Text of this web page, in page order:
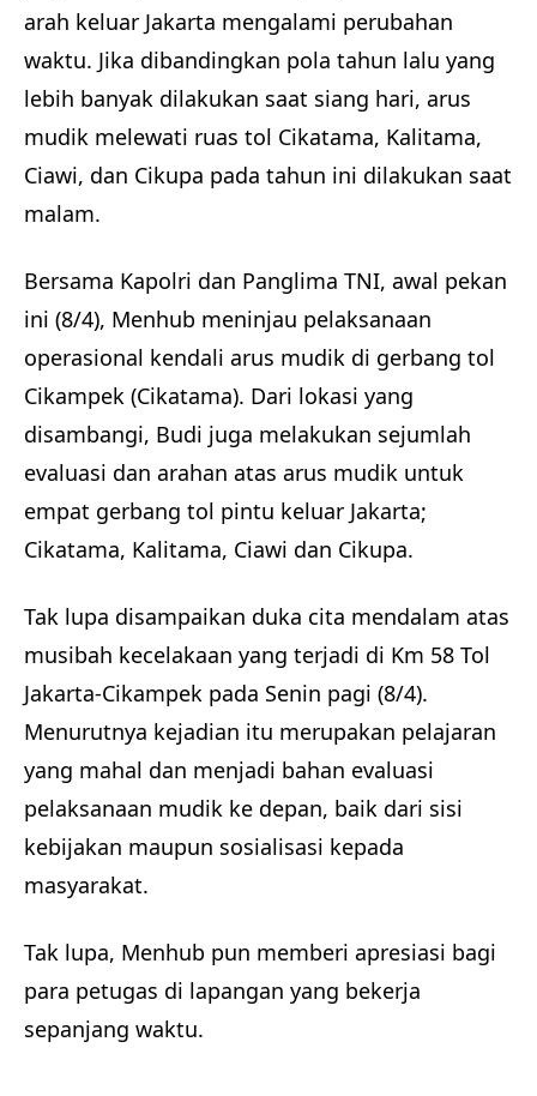
arah keluar Jakarta mengalami perubahan
waktu. Jika dibandingkan pola tahun lalu yang
lebih banyak dilakukan saat siang hari, arus
mudik melewati ruas tol Cikatama, Kalitama,
Ciawi, dan Cikupa pada tahun ini dilakukan saat
malam.
Bersama Kapolri dan Panglima TNI, awal pekan
ini (8/4), Menhub meninjau pelaksanaan
operasional kendali arus mudik di gerbang tol
Cikampek (Cikatama). Dari lokasi yang
disambangi, Budi juga melakukan sejumlah
evaluasi dan arahan atas arus mudik untuk
empat gerbang tol pintu keluar Jakarta;
Cikatama, Kalitama, Ciawi dan Cikupa.
Tak lupa disampaikan duka cita mendalam atas
musibah kecelakaan yang terjadi di Km 58 Tol
Jakarta-Cikampek pada Senin pagi (8/4).
Menurutnya kejadian itu merupakan pelajaran
yang mahal dan menjadi bahan evaluasi
pelaksanaan mudik ke depan, baik dari sisi
kebijakan maupun sosialisasi kepada
masyarakat.
Tak lupa, Menhub pun memberi apresiasi bagi
para petugas di lapangan yang bekerja
sepanjang waktu.